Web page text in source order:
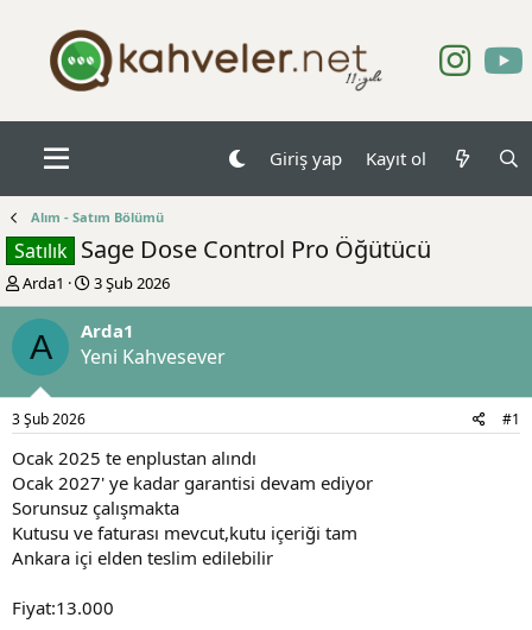
Giriş yap Kayıt ol
Alım - Satım Bölümü
Satılık Sage Dose Control Pro Öğütücü
K
o
n
u
u
b
a
ş
l
a
t
a
Arda1
B
a
ş
a
ı
ç
t
a
r
h
3 Şub 2026
A Arda1
Yeni Kahvesever
3 Şub 2026 #1
Ocak 2025 te enplustan alındı
Ocak 2027' ye kadar garantisi devam ediyor
Sorunsuz çalışmakta
Kutusu ve faturası mevcut,kutu içeriği tam
Ankara içi elden teslim edilebilir
Fiyat:13.000